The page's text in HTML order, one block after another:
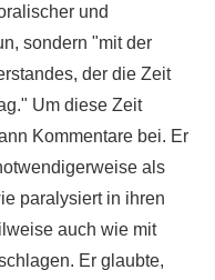
und
sondern "mit der
der die Zeit
Um diese Zeit
Kommentare bei. Er
als
paralysiert in ihren
auch wie mit
Er glaubte,